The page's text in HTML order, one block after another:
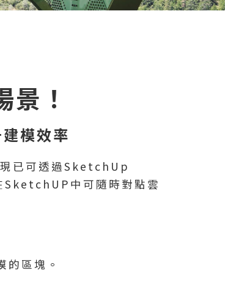
！
模效率
現已可透過SketchUp
SketchUP中可隨時對點雲
區塊。